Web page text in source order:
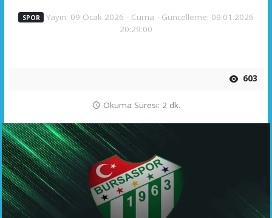
SPOR
Yayın: 09 Ocak 2026 - Cuma - Güncelleme: 09.01.2026
20:29:00
603
Okuma Süresi: 2 dk.